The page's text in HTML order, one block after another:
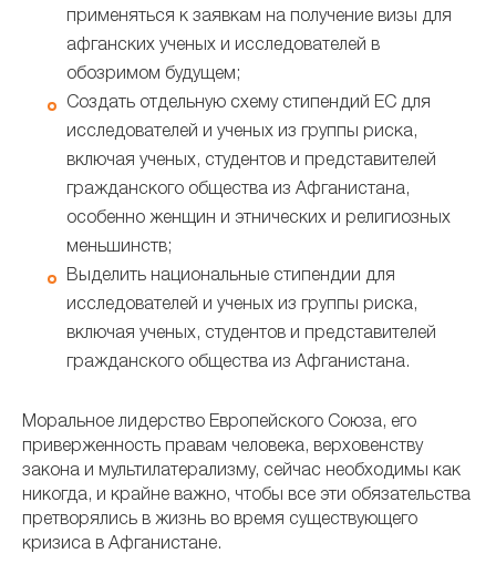
применяться к заявкам на получение визы для
афганских ученых и исследователей в
обозримом будущем;
Создать отдельную схему стипендий ЕС для
исследователей и ученых из группы риска,
включая ученых, студентов и представителей
гражданского общества из Афганистана,
особенно женщин и этнических и религиозных
меньшинств;
Выделить национальные стипендии для
исследователей и ученых из группы риска,
включая ученых, студентов и представителей
гражданского общества из Афганистана.
Моральное лидерство Европейского Союза, его
приверженность правам человека, верховенству
закона и мультилатерализму, сейчас необходимы как
никогда, и крайне важно, чтобы все эти обязательства
претворялись в жизнь во время существующего
кризиса в Афганистане.